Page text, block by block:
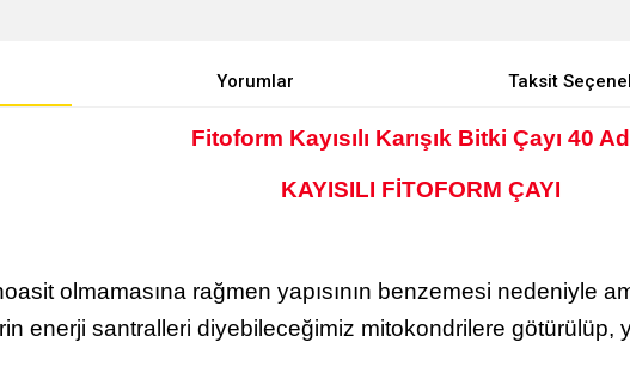
Yorumlar Taksit
Fitoform Kayısılı Karışık Bitki Çayı 40
KAYISILI FİTOFORM ÇAYI
olmamasına rağmen yapısının benzemesi nedeniyle
enerji santralleri diyebileceğimiz mitokondrilere götürülüp,